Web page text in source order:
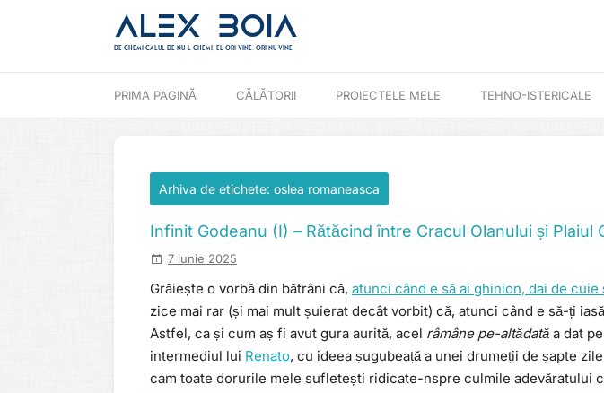
Alex Boia
De chemi calul de nu-l chemi, el ori vine. ori nu vine
PRIMA PAGINĂ CĂLĂTORII PROIECTELE MELE TEHNO-ISTERICALE
Arhiva de etichete: oslea romaneasca
Infinit Godeanu (I) – Rătăcind între Cracul Olanului și Plaiul
7 iunie 2025
Grăiește o vorbă din bătrâni că, atunci când e să ai ghinion, dai de cuie
zice mai rar (și mai mult șuierat decât vorbit) că, atunci când e să-ți
Astfel, ca și cum aș fi avut gura aurită, acel râmâne pe-altădată a dat
intermediul lui Renato, cu ideea șugubeață a unei drumeții de șapte
cam toate dorurile mele sufletești ridicate-nspre culmile adevăratului